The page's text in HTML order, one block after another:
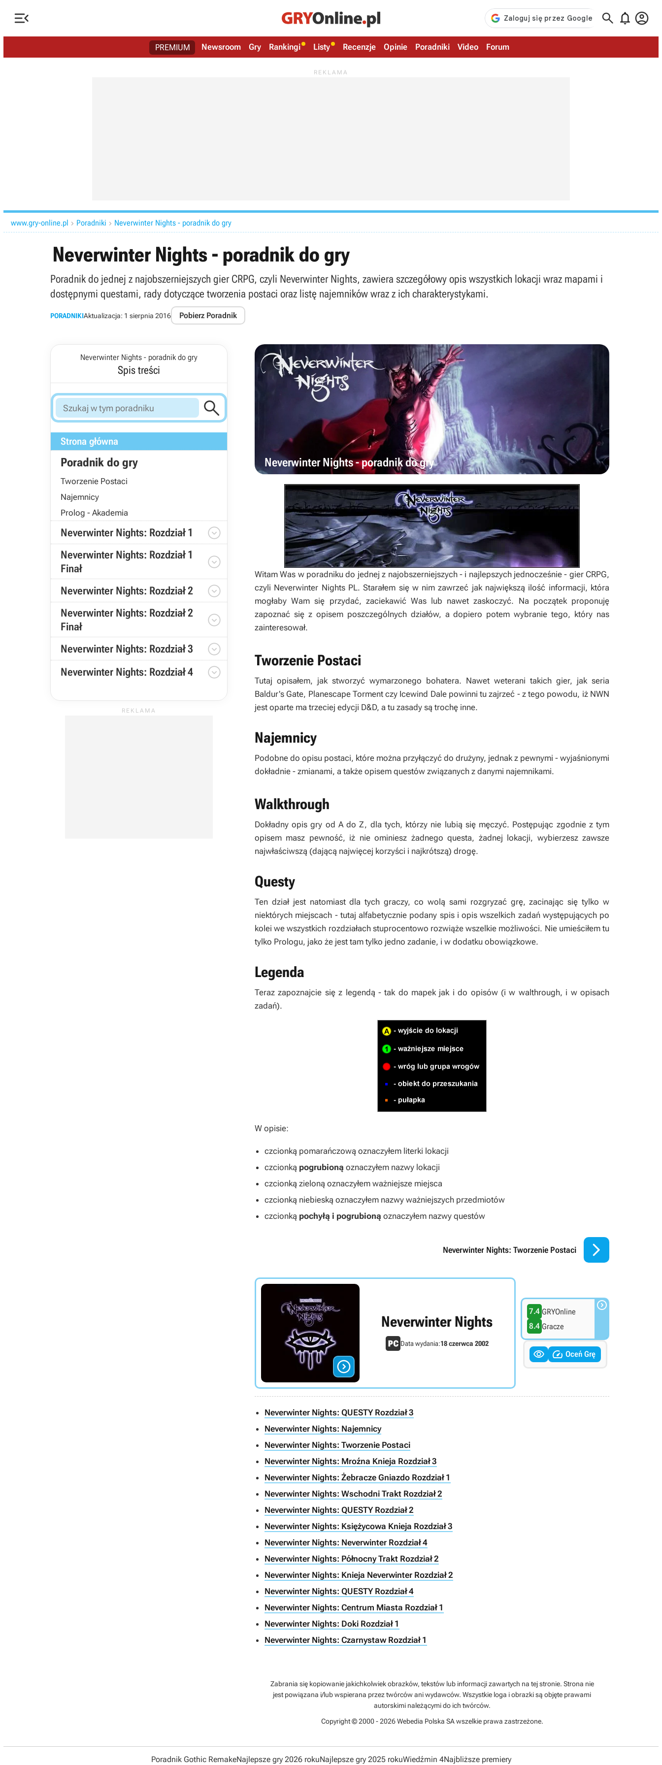
   
PREMIUM Newsroom Gry Rankingi Listy Recenzje Opinie Poradniki Video Forum
www.gry-online.pl  Poradniki  Neverwinter Nights - poradnik do gry
Neverwinter Nights - poradnik do gry
Poradnik do jednej z najobszerniejszych gier CRPG, czyli Neverwinter Nights, zawiera szczegółowy opis wszystkich lokacji wraz mapami i
dostępnymi questami, rady dotyczące tworzenia postaci oraz listę najemników wraz z ich charakterystykami.
PORADNIKIAktualizacja: 1 sierpnia 2016 Pobierz Poradnik
Neverwinter Nights - poradnik do gry
Spis treści

Strona główna
Poradnik do gry
Tworzenie Postaci
Najemnicy
Prolog - Akademia
Neverwinter Nights: Rozdział 1 
Neverwinter Nights: Rozdział 1
Finał

Neverwinter Nights: Rozdział 2 
Neverwinter Nights: Rozdział 2
Finał

Neverwinter Nights: Rozdział 3 
Neverwinter Nights: Rozdział 4 
Neverwinter Nights - poradnik do gry
Witam Was w poradniku do jednej z najobszerniejszych - i najlepszych jednocześnie - gier CRPG,
czyli Neverwinter Nights PL. Starałem się w nim zawrzeć jak największą ilość informacji, która
mogłaby Wam się przydać, zaciekawić Was lub nawet zaskoczyć. Na początek proponuję
zapoznać się z opisem poszczególnych działów, a dopiero potem wybranie tego, który nas
zainteresował.
Tworzenie Postaci
Tutaj opisałem, jak stworzyć wymarzonego bohatera. Nawet weterani takich gier, jak seria
Baldur's Gate, Planescape Torment czy Icewind Dale powinni tu zajrzeć - z tego powodu, iż NWN
jest oparte ma trzeciej edycji D&D, a tu zasady są trochę inne.
Najemnicy
Podobne do opisu postaci, które można przyłączyć do drużyny, jednak z pewnymi - wyjaśnionymi
dokładnie - zmianami, a także opisem questów związanych z danymi najemnikami.
Walkthrough
Dokładny opis gry od A do Z, dla tych, którzy nie lubią się męczyć. Postępując zgodnie z tym
opisem masz pewność, iż nie ominiesz żadnego questa, żadnej lokacji, wybierzesz zawsze
najwłaściwszą (dającą najwięcej korzyści i najkrótszą) drogę.
Questy
Ten dział jest natomiast dla tych graczy, co wolą sami rozgryzać grę, zacinając się tylko w
niektórych miejscach - tutaj alfabetycznie podany spis i opis wszelkich zadań występujących po
kolei we wszystkich rozdziałach stuprocentowo rozwiąże wszelkie możliwości. Nie umieściłem tu
tylko Prologu, jako że jest tam tylko jedno zadanie, i w dodatku obowiązkowe.
Legenda
Teraz zapoznajcie się z legendą - tak do mapek jak i do opisów (i w walthrough, i w opisach
zadań).
W opisie:
czcionką pomarańczową oznaczyłem literki lokacji
czcionką pogrubioną oznaczyłem nazwy lokacji
czcionką zieloną oznaczyłem ważniejsze miejsca
czcionką niebieską oznaczyłem nazwy ważniejszych przedmiotów
czcionką pochyłą i pogrubioną oznaczyłem nazwy questów
Neverwinter Nights: Tworzenie Postaci 

Neverwinter Nights
Data wydania:18 czerwca 2002
7.4 GRYOnline
8.4 Gracze

  Oceń Grę
Neverwinter Nights: QUESTY Rozdział 3
Neverwinter Nights: Najemnicy
Neverwinter Nights: Tworzenie Postaci
Neverwinter Nights: Mroźna Knieja Rozdział 3
Neverwinter Nights: Żebracze Gniazdo Rozdział 1
Neverwinter Nights: Wschodni Trakt Rozdział 2
Neverwinter Nights: QUESTY Rozdział 2
Neverwinter Nights: Księżycowa Knieja Rozdział 3
Neverwinter Nights: Neverwinter Rozdział 4
Neverwinter Nights: Północny Trakt Rozdział 2
Neverwinter Nights: Knieja Neverwinter Rozdział 2
Neverwinter Nights: QUESTY Rozdział 4
Neverwinter Nights: Centrum Miasta Rozdział 1
Neverwinter Nights: Doki Rozdział 1
Neverwinter Nights: Czarnystaw Rozdział 1
Zabrania się kopiowanie jakichkolwiek obrazków, tekstów lub informacji zawartych na tej stronie. Strona nie
jest powiązana i/lub wspierana przez twórców ani wydawców. Wszystkie loga i obrazki są objęte prawami
autorskimi należącymi do ich twórców.
Copyright © 2000 - 2026 Webedia Polska SA wszelkie prawa zastrzeżone.
Poradnik Gothic RemakeNajlepsze gry 2026 rokuNajlepsze gry 2025 rokuWiedźmin 4Najbliższe premiery